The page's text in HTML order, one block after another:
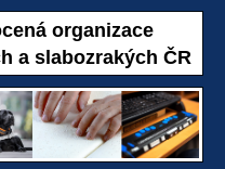
organizace
a slabozrakých ČR